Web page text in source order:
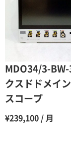
5ヶ月
6ヶ月
7ヶ月
9ヶ月
MDO34/3-BW-
クスドドメイ
スコープ
¥239,100 / 月